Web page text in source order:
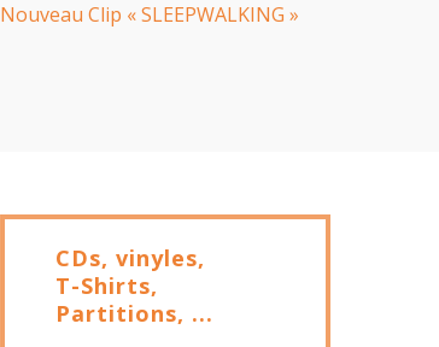
Nouveau Clip « SLEEPWALKING »
CDs, vinyles,
T-Shirts,
Partitions, ...